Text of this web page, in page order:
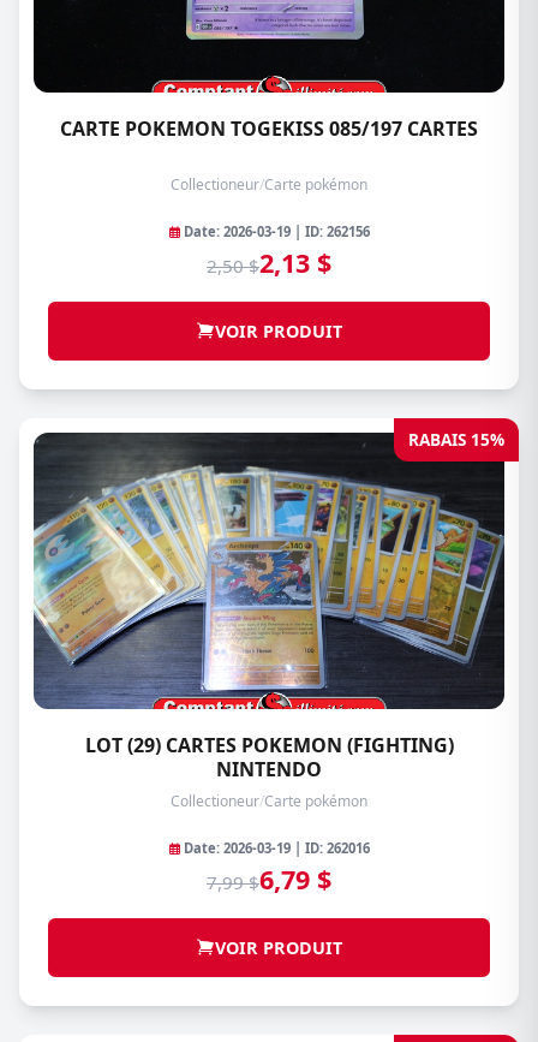
CARTE POKEMON TOGEKISS 085/197 CARTES
Collectioneur/Carte pokémon
Date: 2026-03-19 | ID: 262156
2,50 $2,13 $
VOIR PRODUIT
RABAIS 15%
LOT (29) CARTES POKEMON (FIGHTING)
NINTENDO
Collectioneur/Carte pokémon
Date: 2026-03-19 | ID: 262016
7,99 $6,79 $
VOIR PRODUIT